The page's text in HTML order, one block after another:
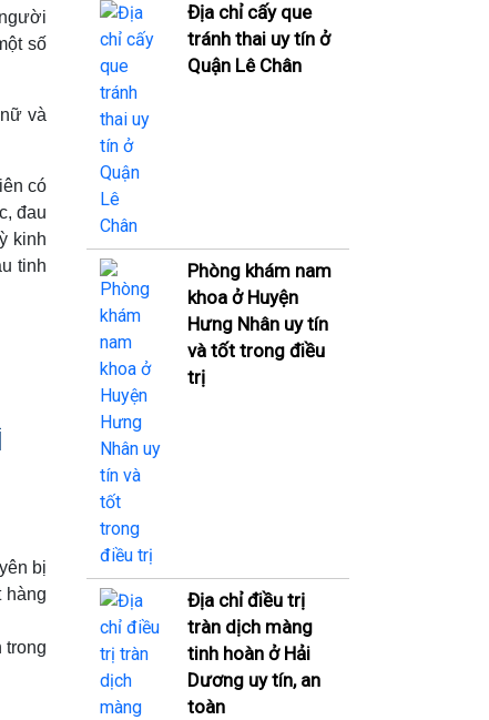
số
và
có
đau
kinh
tinh
bị
hàng
trong
Địa chỉ cấy que
tránh thai uy tín ở
Quận Lê Chân
Phòng khám nam
khoa ở Huyện
Hưng Nhân uy tín
và tốt trong điều
trị
Địa chỉ điều trị
tràn dịch màng
tinh hoàn ở Hải
Dương uy tín, an
toàn